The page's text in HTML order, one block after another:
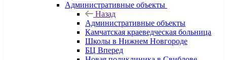
Административные объекты
Назад
Административные объекты
Камчатская краеведческая больница
Школы в Нижнем Новгороде
БЦ Вперед